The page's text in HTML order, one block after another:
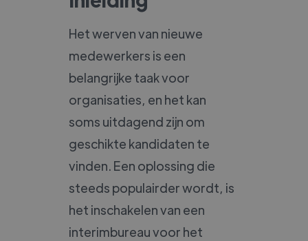
Het werven van nieuwe
medewerkers is een
belangrijke taak voor
organisaties, en het kan
soms uitdagend zijn om
geschikte kandidaten te
vinden. Een oplossing die
steeds populairder wordt, is
het inschakelen van een
interimbureau voor het